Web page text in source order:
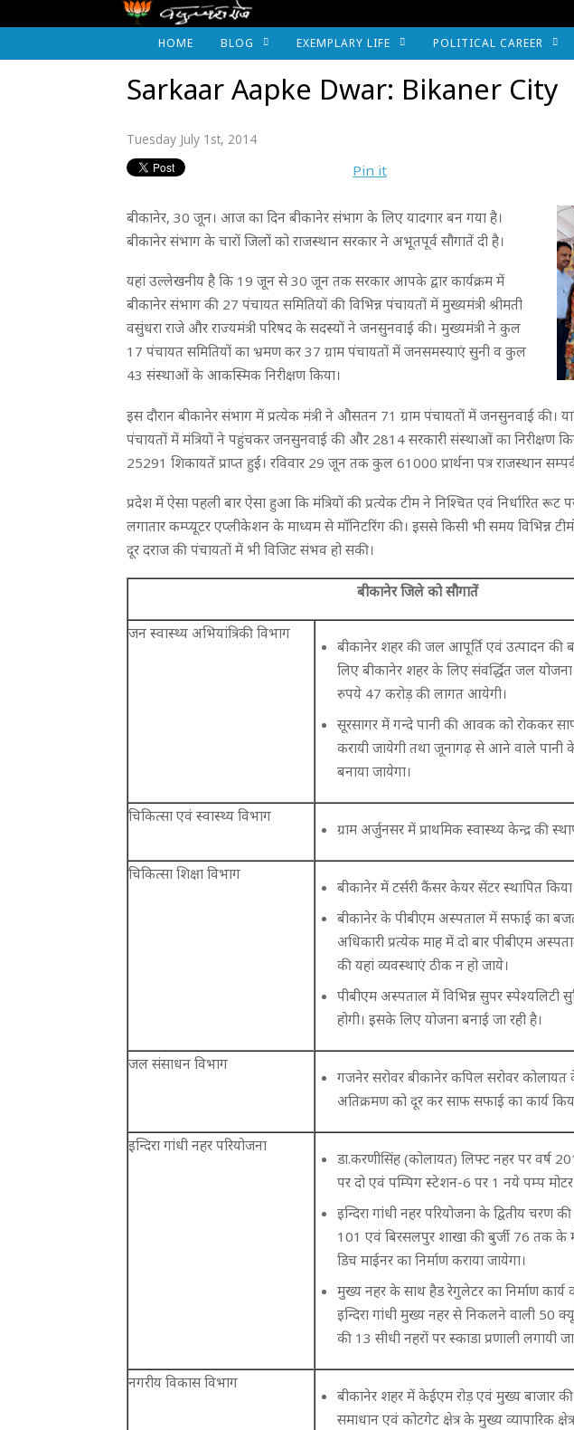
HOME BLOG EXEMPLARY LIFE POLITICAL CAREER
Sarkaar Aapke Dwar: Bikaner City
Tuesday July 1st, 2014
Pin it
बीकानेर, 30 जून। आज का दिन बीकानेर संभाग के लिए यादगार बन गया है।
बीकानेर संभाग के चारों जिलों को राजस्थान सरकार ने अभूतपूर्व सौगातें दी है।
यहां उल्लेखनीय है कि 19 जून से 30 जून तक सरकार आपके द्वार कार्यक्रम में
बीकानेर संभाग की 27 पंचायत समितियों की विभिन्न पंचायतों में मुख्यमंत्री श्रीमती
वसुंधरा राजे और राज्यमंत्री परिषद के सदस्यों ने जनसुनवाई की। मुख्यमंत्री ने कुल
17 पंचायत समितियों का भ्रमण कर 37 ग्राम पंचायतों में जनसमस्याएं सुनी व कुल
43 संस्थाओं के आकस्मिक निरीक्षण किया।
इस दौरान बीकानेर संभाग में प्रत्येक मंत्री ने औसतन 71 ग्राम पंचायतों में जनसुनवाई की।
पंचायतों में मंत्रियों ने पहुंचकर जनसुनवाई की और 2814 सरकारी संस्थाओं का निरीक्षण
25291 शिकायतें प्राप्त हुईं। रविवार 29 जून तक कुल 61000 प्रार्थना पत्र राजस्थान
प्रदेश में ऐसा पहली बार ऐसा हुआ कि मंत्रियों की प्रत्येक टीम ने निश्चित एवं निर्धारित रूट
लगातार कम्प्यूटर एप्लीकेशन के माध्यम से माॅनिटरिंग की। इससे किसी भी समय विभिन्न
दूर दराज की पंचायतों में भी विजिट संभव हो सकी।
बीकानेर जिले को सौगातें
जन स्वास्थ्य अभियांत्रिकी विभाग
बीकानेर शहर की जल आपूर्ति एवं उत्पादन की
लिए बीकानेर शहर के लिए संवर्द्धित जल
रुपये 47 करोड़ की लागत आयेगी।
सूरसागर में गन्दे पानी की आवक को रोककर
करायी जायेगी तथा जूनागढ़ से आने वाले पानी के
बनाया जायेगा।
चिकित्सा एवं स्वास्थ्य विभाग
ग्राम अर्जुनसर में प्राथमिक स्वास्थ्य केन्द्र की
चिकित्सा शिक्षा विभाग
बीकानेर में टर्सरी कैंसर केयर सेंटर स्थापित किया
बीकानेर के पीबीएम अस्पताल में सफाई का
अधिकारी प्रत्येक माह में दो बार पीबीएम
की यहां व्यवस्थाएं ठीक न हो जाये।
पीबीएम अस्पताल में विभिन्न सुपर स्पेश्यलिटी
होगी। इसके लिए योजना बनाई जा रही है।
जल संसाधन विभाग
गजनेर सरोवर बीकानेर कपिल सरोवर
अतिक्रमण को दूर कर साफ सफाई का कार्य
इन्दिरा गांधी नहर परियोजना
डा.करणीसिंह (कोलायत) लिफ्ट नहर पर वर्ष
पर दो एवं पम्पिग स्टेशन-6 पर 1 नये पम्प
इन्दिरा गांधी नहर परियोजना के द्वितीय चरण
101 एवं बिरसलपुर शाखा की बुर्जी 76 तक के
डिच माईनर का निर्माण कराया जायेगा।
मुख्य नहर के साथ हैड रेगुलेटर का निर्माण कार्य
इन्दिरा गांधी मुख्य नहर से निकलने वाली 50
की 13 सीधी नहरों पर स्काडा प्रणाली लगायी
नगरीय विकास विभाग
बीकानेर शहर में केईएम रोड़ एवं मुख्य बाजार
समाधान एवं कोटगेट क्षेत्र के मुख्य व्यापारिक